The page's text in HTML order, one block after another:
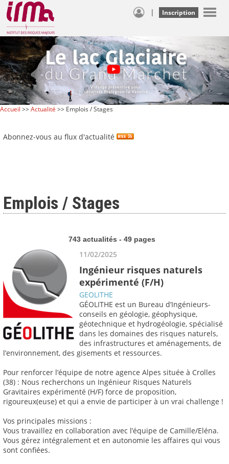
| Inscription
Accueil >>Actualité >> Emplois / Stages
Abonnez-vous au flux d'actualité
Emplois / Stages
743 actualités - 49 pages
11/02/2025
Ingénieur risques naturels
expérimenté (F/H)
GEOLITHE
GÉOLITHE est un Bureau d’Ingénieurs-
conseils en géologie, géophysique,
géotechnique et hydrogéologie, spécialisé
dans les domaines des risques naturels,
des infrastructures et aménagements, de
l’environnement, des gisements et ressources.
Pour renforcer l’équipe de notre agence Alpes située à Crolles
(38) : Nous recherchons un Ingénieur Risques Naturels
Gravitaires expérimenté (H/F) force de proposition,
rigoureux(euse) et qui a envie de participer à un vrai challenge !
Vos principales missions :
Vous travaillez en collaboration avec l’équipe de Camille/Eléna.
Vous gérez intégralement et en autonomie les affaires qui vous
sont confiées.